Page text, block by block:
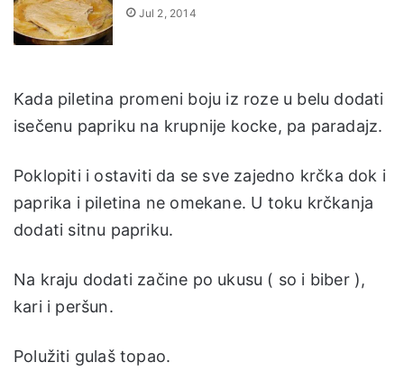
Jul 2, 2014
Kada piletina promeni boju iz roze u belu dodati
isečenu papriku na krupnije kocke, pa paradajz.
Poklopiti i ostaviti da se sve zajedno krčka dok i
paprika i piletina ne omekane. U toku krčkanja
dodati sitnu papriku.
Na kraju dodati začine po ukusu ( so i biber ),
kari i peršun.
Polužiti gulaš topao.